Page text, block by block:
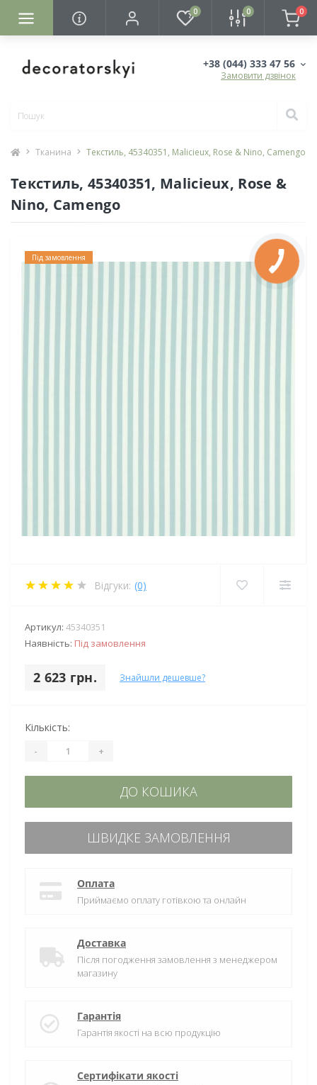
0 0 0
+38 (044) 333 47 56
Замовити дзвінок
Тканина Текстиль, 45340351, Malicieux, Rose & Nino, Camengo
Текстиль, 45340351, Malicieux, Rose &
Nino, Camengo
Під замовлення
Відгуки: (0)
Артикул: 45340351
Наявність: Під замовлення
2 623 грн. Знайшли дешевше?
Кількість:
- +
ДО КОШИКА
ШВИДКЕ ЗАМОВЛЕННЯ
Оплата
Приймаємо оплату готівкою та онлайн
Доставка
Після погодження замовлення з менеджером
магазину
Гарантія
Гарантія якості на всю продукцію
Сертифікати якості